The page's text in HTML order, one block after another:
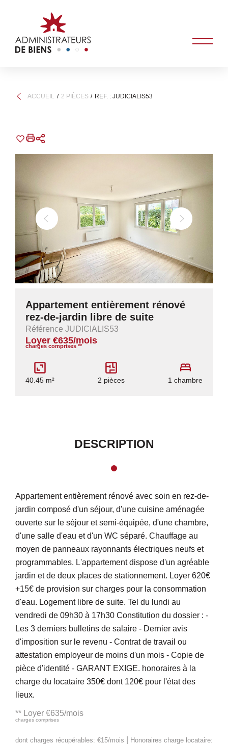
ACCUEIL 2 PIÈCES REF. : JUDICIALIS53
Appartement entièrement rénové
rez-de-jardin libre de suite
Référence JUDICIALIS53
Loyer €635/mois
charges comprises **
40.45 m² 2 pièces 1 chambre
DESCRIPTION
Appartement entièrement rénové avec soin en rez-de-
jardin composé d'un séjour, d'une cuisine aménagée
ouverte sur le séjour et semi-équipée, d'une chambre,
d'une salle d'eau et d'un WC séparé. Chauffage au
moyen de panneaux rayonnants électriques neufs et
programmables. L'appartement dispose d'un agréable
jardin et de deux places de stationnement. Loyer 620€
+15€ de provision sur charges pour la consommation
d'eau. Logement libre de suite. Tel du lundi au
vendredi de 09h30 à 17h30 Constitution du dossier : -
Les 3 derniers bulletins de salaire - Dernier avis
d'imposition sur le revenu - Contrat de travail ou
attestation employeur de moins d'un mois - Copie de
pièce d'identité - GARANT EXIGE. honoraires à la
charge du locataire 350€ dont 120€ pour l'état des
lieux.
** Loyer €635/mois
charges comprises
dont charges récupérables: €15/mois
Honoraires charge locataire: